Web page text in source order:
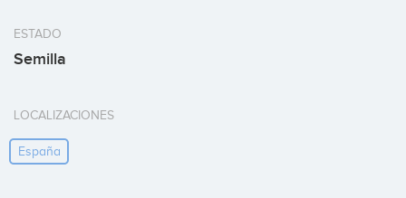
ESTADO
Semilla
LOCALIZACIONES
España